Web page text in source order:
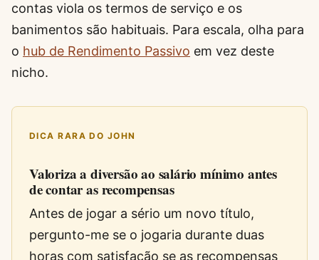
contas viola os termos de serviço e os
banimentos são habituais. Para escala, olha para
o hub de Rendimento Passivo em vez deste
nicho.
DICA RARA DO JOHN
Valoriza a diversão ao salário mínimo antes
de contar as recompensas
Antes de jogar a sério um novo título,
pergunto-me se o jogaria durante duas
horas com satisfação se as recompensas